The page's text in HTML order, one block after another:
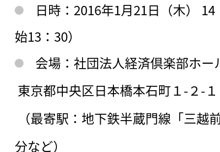
日時：2016年1月21日（木）
始13：30）
会場：社団法人経済倶楽部ホ
分など）